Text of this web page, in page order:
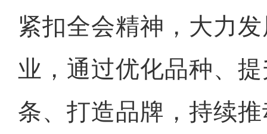
紧扣全会精神，大力
业，通过优化品种、
条、打造品牌，持续